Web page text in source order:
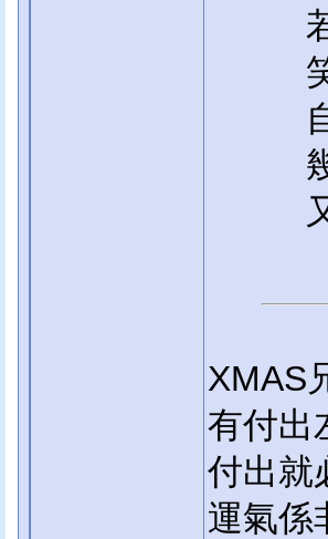
XMAS
有付出
付出就
運氣係